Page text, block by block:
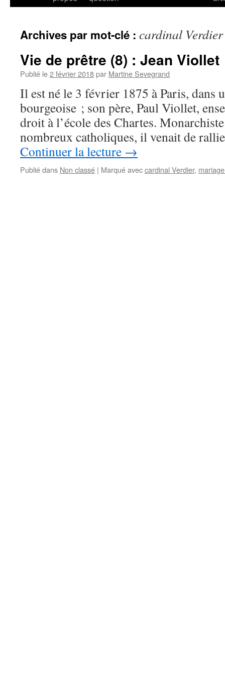
Archives par mot-clé : cardinal Verdier
Vie de prêtre (8) : Jean Viollet
Publié le2 février 2018par Martine Sevegrand
Il est né le 3 février 1875 à Paris, dans
bourgeoise ; son père, Paul Viollet,
droit à l’école des Chartes.
nombreux catholiques, il venait de
Continuer la lecture →
Publié dans Non classé | Marqué aveccardinal Verdier,